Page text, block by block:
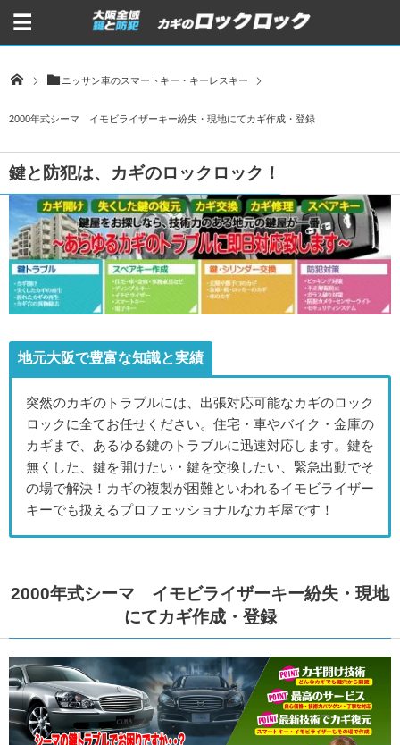
ニッサン車のスマートキー・キーレスキー
2000年式シーマ イモビライザーキー紛失・現地にてカギ作成・登録
鍵と防犯は、カギのロックロック！
地元大阪で豊富な知識と実績
突然のカギのトラブルには、出張対応可能なカギのロック
ロックに全てお任せください。住宅・車やバイク・金庫の
カギまで、あるゆる鍵のトラブルに迅速対応します。鍵を
無くした、鍵を開けたい・鍵を交換したい、緊急出動でそ
の場で解決！カギの複製が困難といわれるイモビライザー
キーでも扱えるプロフェッショナルなカギ屋です！
2000年式シーマ イモビライザーキー紛失・現地
にてカギ作成・登録